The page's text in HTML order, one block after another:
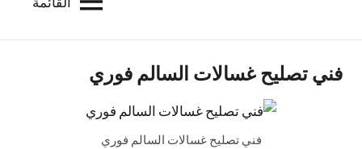
الكويت
للاعلانات
الخدمية
فني تصليح غسالات السالم فوري
فني تصليح غسالات السالم فوري